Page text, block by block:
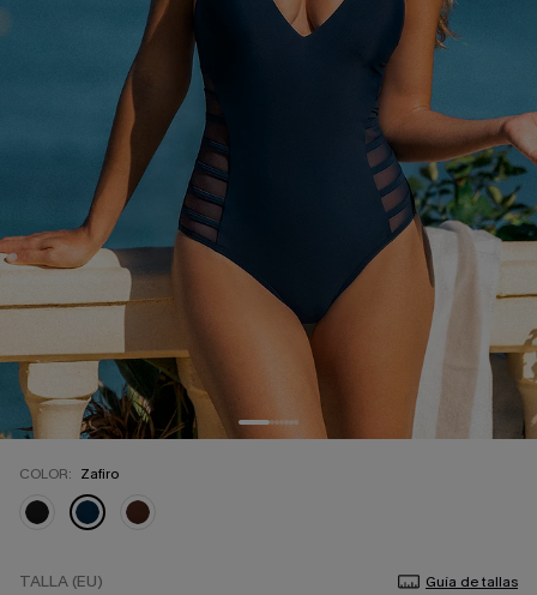
COLOR: Zafiro
TALLA (EU) Guía de tallas